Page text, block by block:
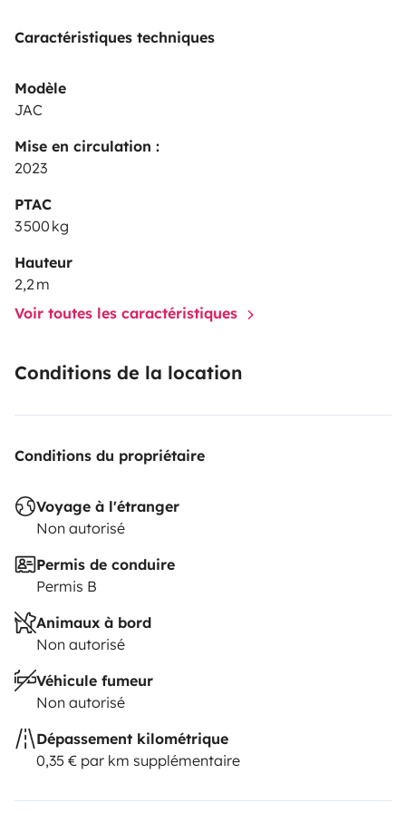
Caractéristiques techniques
Modèle
JAC
Mise en circulation :
2023
PTAC
3 500 kg
Hauteur
2,2 m
Voir toutes les caractéristiques
Conditions de la location
Conditions du propriétaire
Voyage à l'étranger
Non autorisé
Permis de conduire
Permis B
Animaux à bord
Non autorisé
Véhicule fumeur
Non autorisé
Dépassement kilométrique
0,35 € par km supplémentaire